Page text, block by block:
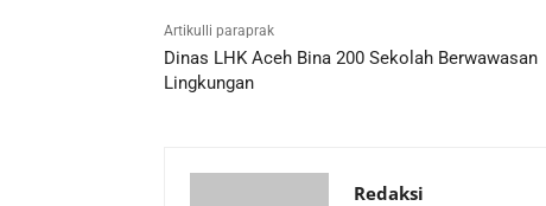
Artikulli paraprak
Dinas LHK Aceh Bina 200 Sekolah Berwawasan
Lingkungan
Redaksi